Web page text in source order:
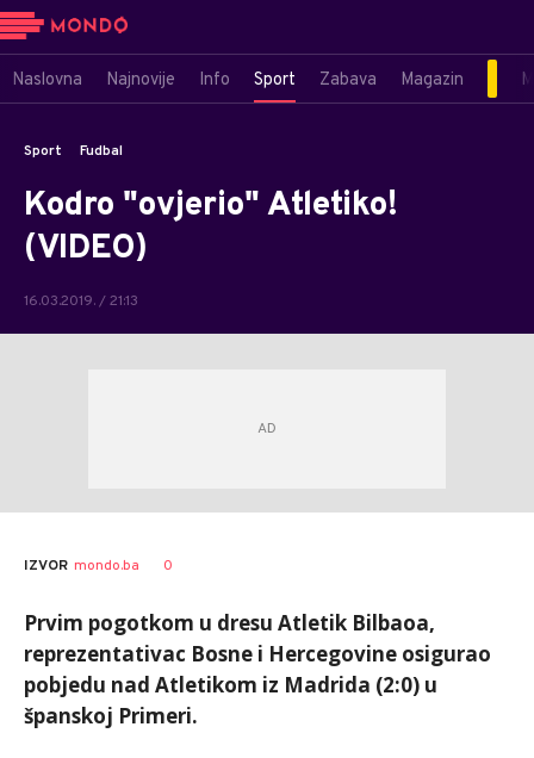
Naslovna Najnovije Info Sport Zabava Magazin
Sport Fudbal
Kodro "ovjerio" Atletiko!
(VIDEO)
16.03.2019. / 21:13
IZVOR mondo.ba 0
Prvim pogotkom u dresu Atletik Bilbaoa,
reprezentativac Bosne i Hercegovine osigurao
pobjedu nad Atletikom iz Madrida (2:0) u
španskoj Primeri.